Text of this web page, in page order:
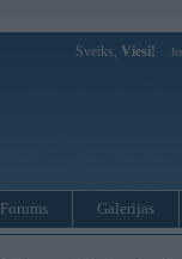
Sveiks, Viesi!
Forums Galerijas